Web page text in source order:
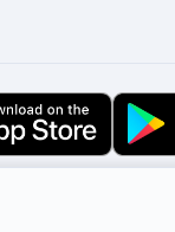
derechos